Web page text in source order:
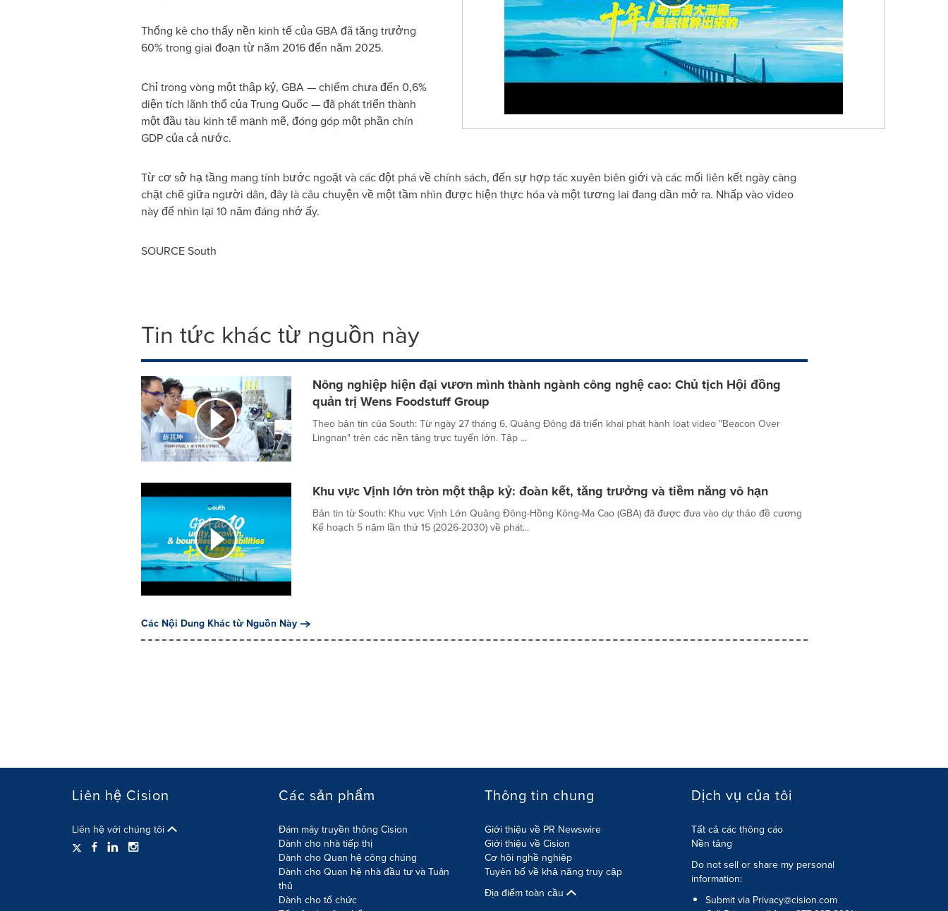
Thống kê cho thấy nền kinh tế của GBA đã tăng trưởng
60% trong giai đoạn từ năm 2016 đến năm 2025.
Chỉ trong vòng một thập kỷ, GBA — chiếm chưa đến 0,6%
diện tích lãnh thổ của Trung Quốc — đã phát triển thành
một đầu tàu kinh tế mạnh mẽ, đóng góp một phần chín
GDP của cả nước.
Từ cơ sở hạ tầng mang tính bước ngoặt và các đột phá về chính sách, đến sự hợp tác xuyên biên giới và các mối liên kết ngày càng
chặt chẽ giữa người dân, đây là câu chuyện về một tầm nhìn được hiện thực hóa và một tương lai đang dần mở ra. Nhấp vào video
này để nhìn lại 10 năm đáng nhớ ấy.
SOURCE South
Tin tức khác từ nguồn này
Nông nghiệp hiện đại vươn mình thành ngành công nghệ cao: Chủ tịch Hội đồng
quản trị Wens Foodstuff Group
Theo bản tin của South: Từ ngày 27 tháng 6, Quảng Đông đã triển khai phát hành loạt video "Beacon Over
Lingnan" trên các nền tảng trực tuyến lớn. Tập ...
Khu vực Vịnh lớn tròn một thập kỷ: đoàn kết, tăng trưởng và tiềm năng vô hạn
Bản tin từ South: Khu vực Vịnh Lớn Quảng Đông-Hồng Kông-Ma Cao (GBA) đã được đưa vào dự thảo đề cương
Kế hoạch 5 năm lần thứ 15 (2026-2030) về phát...
Các Nội Dung Khác từ Nguồn Này
Liên hệ Cision
Liên hệ với chúng tôi
Các sản phẩm
Đám mây truyền thông Cision
Dành cho nhà tiếp thị
Dành cho Quan hệ công chúng
Dành cho Quan hệ nhà đầu tư và Tuân
thủ
Dành cho tổ chức
Thông tin chung
Giới thiệu về PR Newswire
Giới thiệu về Cision
Cơ hội nghề nghiệp
Tuyên bố về khả năng truy cập
Địa điểm toàn cầu
Dịch vụ của tôi
Tất cả các thông cáo
Nền tảng
Do not sell or share my personal
information:
Submit via Privacy@cision.com